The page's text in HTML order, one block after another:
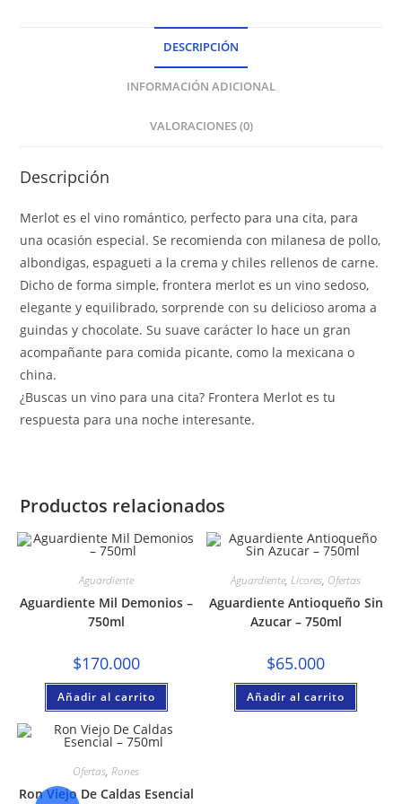
DESCRIPCIÓN
INFORMACIÓN ADICIONAL
VALORACIONES (0)
Descripción
Merlot es el vino romántico, perfecto para una cita, para
una ocasión especial. Se recomienda con milanesa de pollo,
albondigas, espagueti a la crema y chiles rellenos de carne.
Dicho de forma simple, frontera merlot es un vino sedoso,
elegante y equilibrado, sorprende con su delicioso aroma a
guindas y chocolate. Su suave carácter lo hace un gran
acompañante para comida picante, como la mexicana o
china.
¿Buscas un vino para una cita? Frontera Merlot es tu
respuesta para una noche interesante.
Productos relacionados
Aguardiente
Aguardiente Mil Demonios –
750ml
$170.000
Añadir al carrito
Aguardiente,Licores, Ofertas
Aguardiente Antioqueño Sin
Azucar – 750ml
$65.000
Añadir al carrito
Ofertas,Rones
Ron Viejo De Caldas Esencial